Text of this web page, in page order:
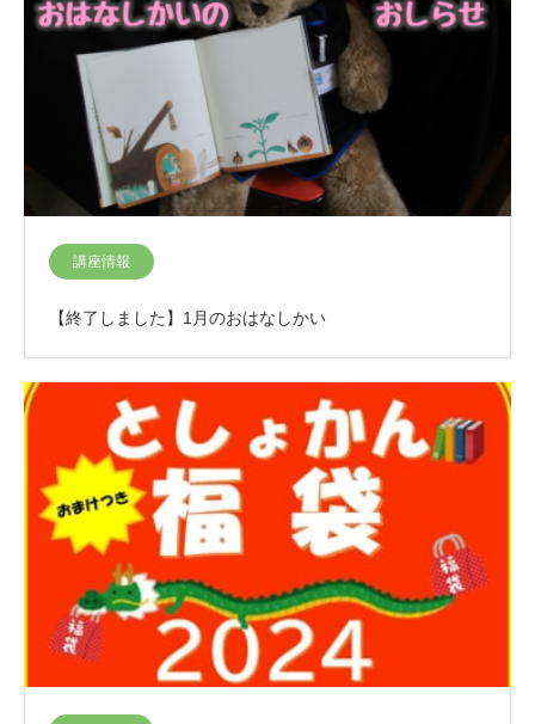
講座情報
【終了しました】1月のおはなしかい